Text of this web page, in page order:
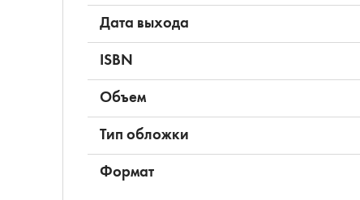
Дата выхода
ISBN
Объем
Тип обложки
Формат